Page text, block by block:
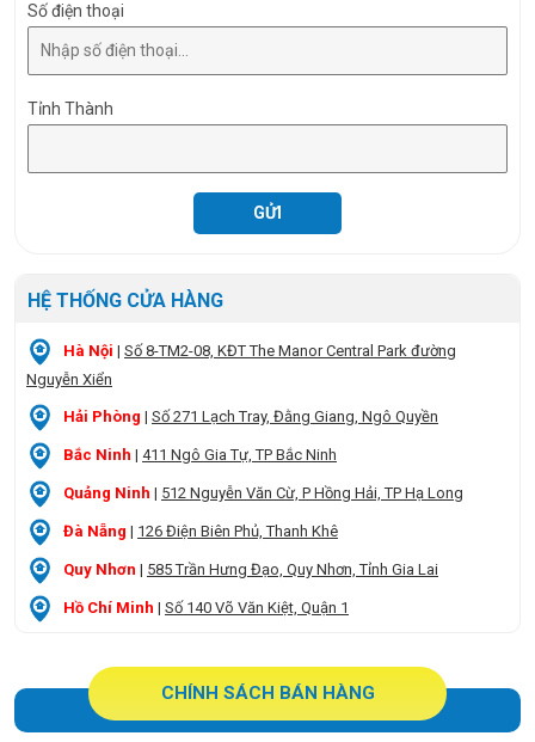
Số điện thoại
Tỉnh Thành
HỆ THỐNG CỬA HÀNG
Hà Nội | Số 8-TM2-08, KĐT The Manor Central Park đường
Nguyễn Xiển
Hải Phòng | Số 271 Lạch Tray, Đằng Giang, Ngô Quyền
Bắc Ninh | 411 Ngô Gia Tự, TP Bắc Ninh
Quảng Ninh | 512 Nguyễn Văn Cừ, P Hồng Hải, TP Hạ Long
Đà Nẵng | 126 Điện Biên Phủ, Thanh Khê
Quy Nhơn | 585 Trần Hưng Đạo, Quy Nhơn, Tỉnh Gia Lai
Hồ Chí Minh | Số 140 Võ Văn Kiệt, Quận 1
CHÍNH SÁCH BÁN HÀNG